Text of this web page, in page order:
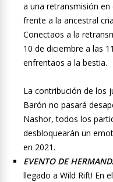
a una retransmisión
frente a la ancestral
Conectaos a la
10 de diciembre a las
enfrentaos a la bestia.
La contribución de los
Barón no pasará
Nashor, todos los
desbloquearán un
en 2021.
EVENTO DE
llegado a Wild Rift! En